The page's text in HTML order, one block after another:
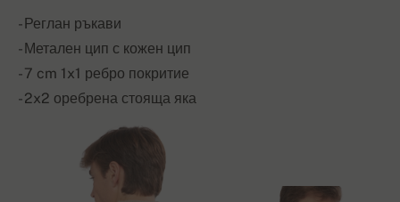
- Реглан ръкави
- Метален цип с кожен цип
- 7 cm 1x1 ребро покритие
- 2x2 оребрена стояща яка